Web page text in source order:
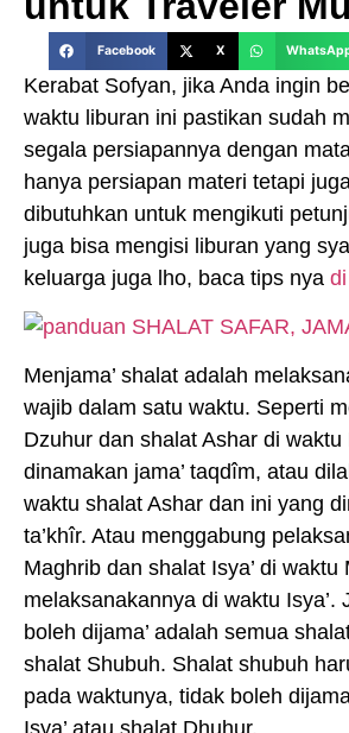
Facebook X
Kerabat Sofyan, jika Anda ingin
waktu liburan ini pastikan sudah
segala persiapannya dengan
hanya persiapan materi tetapi
dibutuhkan untuk mengikuti
juga bisa mengisi liburan yang
keluarga juga lho, baca tips nya
Menjama’ shalat adalah
wajib dalam satu waktu. Seperti
Dzuhur dan shalat Ashar di waktu
dinamakan jama’ taqdîm, atau
waktu shalat Ashar dan ini yang
ta’khîr. Atau menggabung
Maghrib dan shalat Isya’ di waktu
melaksanakannya di waktu Isya’.
boleh dijama’ adalah semua
shalat Shubuh. Shalat shubuh
pada waktunya, tidak boleh